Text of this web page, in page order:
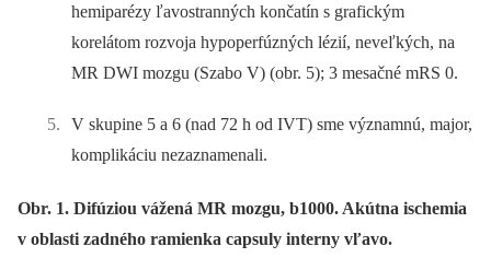
hemiparézy ľavostranných končatín s grafickým
korelátom rozvoja hypoperfúzných lézií, neveľkých, na
MR DWI mozgu (Szabo V) (obr. 5); 3 mesačné mRS 0.
V skupine 5 a 6 (nad 72 h od IVT) sme významnú, major,
komplikáciu nezaznamenali.
Obr. 1. Difúziou vážená MR mozgu, b1000. Akútna ischemia
v oblasti zadného ramienka capsuly interny vľavo.